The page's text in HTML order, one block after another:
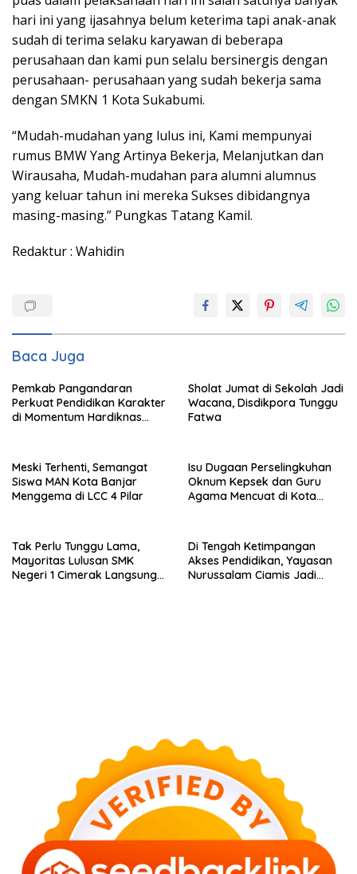
hari ini yang ijasahnya belum keterima tapi anak-anak
sudah di terima selaku karyawan di beberapa
perusahaan dan kami pun selalu bersinergis dengan
perusahaan- perusahaan yang sudah bekerja sama
dengan SMKN 1 Kota Sukabumi.
“Mudah-mudahan yang lulus ini, Kami mempunyai
rumus BMW Yang Artinya Bekerja, Melanjutkan dan
Wirausaha, Mudah-mudahan para alumni alumnus
yang keluar tahun ini mereka Sukses dibidangnya
masing-masing.” Pungkas Tatang Kamil.
Redaktur : Wahidin
Baca Juga
Pemkab Pangandaran
Perkuat Pendidikan Karakter
di Momentum Hardiknas
Sholat Jumat di Sekolah Jadi
Wacana, Disdikpora Tunggu
Fatwa
Meski Terhenti, Semangat
Siswa MAN Kota Banjar
Menggema di LCC 4 Pilar
Isu Dugaan Perselingkuhan
Oknum Kepsek dan Guru
Agama Mencuat di Kota
Tak Perlu Tunggu Lama,
Mayoritas Lulusan SMK
Negeri 1 Cimerak Langsung
Di Tengah Ketimpangan
Akses Pendidikan, Yayasan
Nurussalam Ciamis Jadi